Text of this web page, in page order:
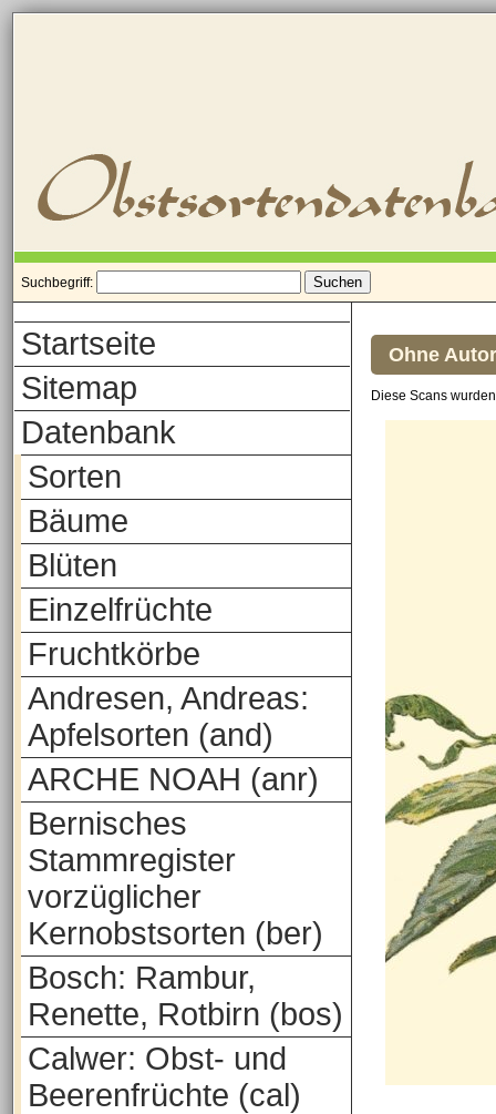
Suchbegriff:
Startseite
Sitemap
Datenbank
Sorten
Bäume
Blüten
Einzelfrüchte
Fruchtkörbe
Andresen, Andreas:
Apfelsorten (and)
ARCHE NOAH (anr)
Bernisches
Stammregister
vorzüglicher
Kernobstsorten (ber)
Bosch: Rambur,
Renette, Rotbirn (bos)
Calwer: Obst- und
Beerenfrüchte (cal)
Ohne
Diese Scans